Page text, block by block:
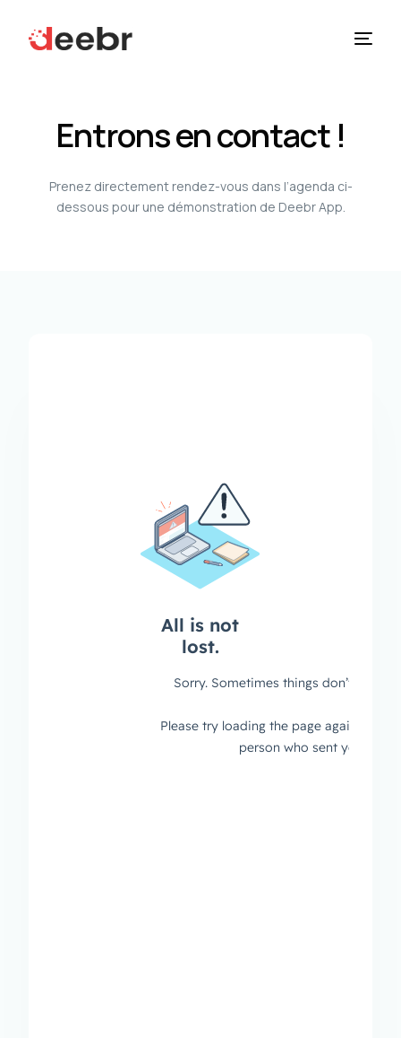
Entrons en contact !
Prenez directement rendez-vous dans l’agenda ci-
dessous pour une démonstration de Deebr App.
Ressources